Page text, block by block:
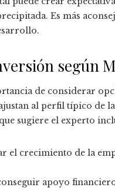
Es más
según
de considerar
al perfil típico de
sugiere el experto
el crecimiento de la
apoyo